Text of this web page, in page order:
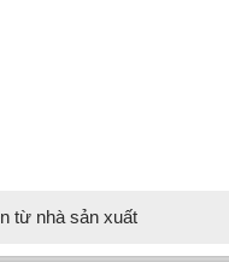
từ nhà sản xuất